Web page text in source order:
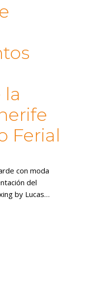
Ferial
con moda
del
by Lucas…